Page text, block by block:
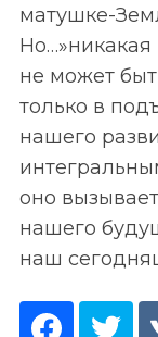
матушке-
не может
только в
нашего
оно
нашего
наш